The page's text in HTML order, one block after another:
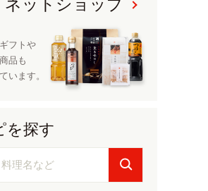
ネットショップ
フトや
商品も
います。
を探す